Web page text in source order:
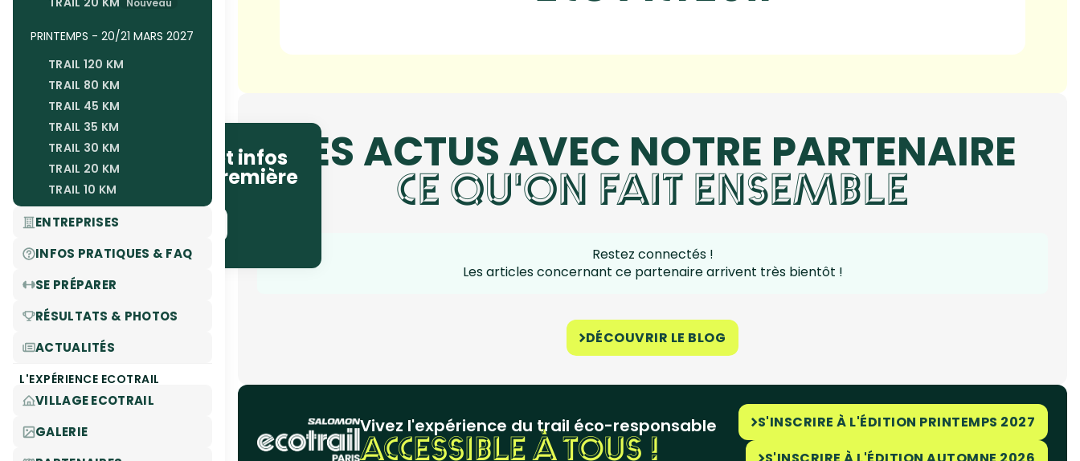
PRINTEMPS - 20/21 MARS 2027
TRAIL 120 KM
TRAIL 80 KM
TRAIL 45 KM
TRAIL 35 KM
TRAIL 30 KM
TRAIL 20 KM
TRAIL 10 KM
ENTREPRISES
INFOS PRATIQUES & FAQ
SE PRÉPARER
RÉSULTATS & PHOTOS
ACTUALITÉS
L'EXPÉRIENCE ECOTRAIL
VILLAGE ECOTRAIL
GALERIE
LES ACTUS AVEC NOTRE PARTENAIRE
CE QU'ON FAIT ENSEMBLE
Restez connectés !
Les articles concernant ce partenaire arrivent très bientôt !
DÉCOUVRIR LE BLOG
Vivez l'expérience du trail éco-responsable
ACCESSIBLE À TOUS !
S'INSCRIRE À L'ÉDITION PRINTEMPS 2027
Recevez les actus et infos
courses en avant-première
JE M'ABONNE !